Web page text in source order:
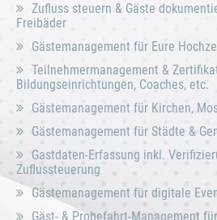
Zufluss steuern & Gäste
Freibäder
Gästemanagement für Eure
Teilnehmermanagement &
Bildungseinrichtungen, Coaches, etc.
Gästemanagement für Kirchen,
Gästemanagement für Städte &
Gastdaten-Erfassung inkl.
Zuflussteuerung
Gästemanagement für digitale
Gäst- & Probefahrt-Management